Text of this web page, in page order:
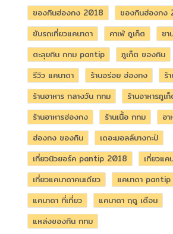
ของกินฮ่องกง 2018
ของกินฮ่องกง
ขับรถเที่ยวแคนาดา
คาเฟ่ ภูเก็ต
ช
ตะลุยกิน กทม pantip
ภูเก็ต ของกิน
รีวิว แคนาดา
ร้านอร่อย ฮ่องกง
ร้
ร้านอาหาร กลางวัน กทม
ร้านอาหารภูเ
ร้านอาหารฮ่องกง
ร้านเนื้อ กทม
อา
ฮ่องกง ของกิน
เดอะมอลล์บางกะปิ
เที่ยวนิวยอร์ค pantip 2018
เที่ยวแค
เที่ยวแคนาดาคนเดียว
แคนาดา pantip
แคนาดา ที่เที่ยว
แคนาดา ฤดู เดือน
แหล่งของกิน กทม